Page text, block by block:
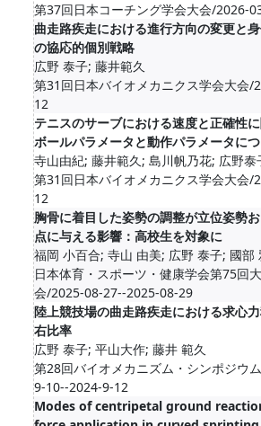
第37回日本コーチング学会大会/2026-
曲走路疾走における進行方向の変更と
の協応的個別戦略
広野 泰子; 藤井範久
第31回日本バイオメカニクス学会大会/
12
テニスのサーブにおける速度と正確性
ボールパラメータと動作パラメータに
寺山由紀; 藤井範久; 島川帆乃花; 広野泰
第31回日本バイオメカニクス学会大会/
12
胸骨に着目した姿勢の調整が立位姿勢
点に与える影響：高校生を対象に
福岡 小百合; 寺山 由美; 広野 泰子; 國部
日本体育・スポーツ・健康学会第75回大
会/2025-08-27--2025-08-29
陸上競技場の曲走路疾走における求心
右比率
広野 泰子; 平山大作; 藤井 範久
第28回バイオメカニズム・シンポジウ
9-10--2024-9-12
Modes of centripetal ground